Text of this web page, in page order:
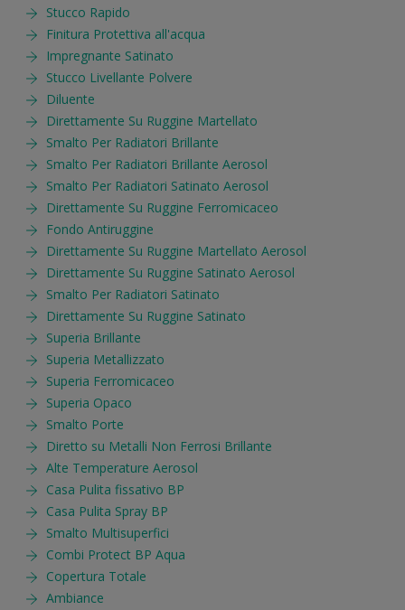
Stucco Rapido
Finitura Protettiva all'acqua
Impregnante Satinato
Stucco Livellante Polvere
Diluente
Direttamente Su Ruggine Martellato
Smalto Per Radiatori Brillante
Smalto Per Radiatori Brillante Aerosol
Smalto Per Radiatori Satinato Aerosol
Direttamente Su Ruggine Ferromicaceo
Fondo Antiruggine
Direttamente Su Ruggine Martellato Aerosol
Direttamente Su Ruggine Satinato Aerosol
Smalto Per Radiatori Satinato
Direttamente Su Ruggine Satinato
Superia Brillante
Superia Metallizzato
Superia Ferromicaceo
Superia Opaco
Smalto Porte
Diretto su Metalli Non Ferrosi Brillante
Alte Temperature Aerosol
Casa Pulita fissativo BP
Casa Pulita Spray BP
Smalto Multisuperfici
Combi Protect BP Aqua
Copertura Totale
Ambiance